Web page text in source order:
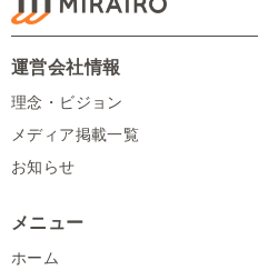
運営会社情報
理念・ビジョン
メディア掲載一覧
お知らせ
メニュー
ホーム